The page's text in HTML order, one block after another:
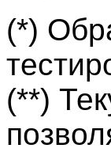
(*)
(**)